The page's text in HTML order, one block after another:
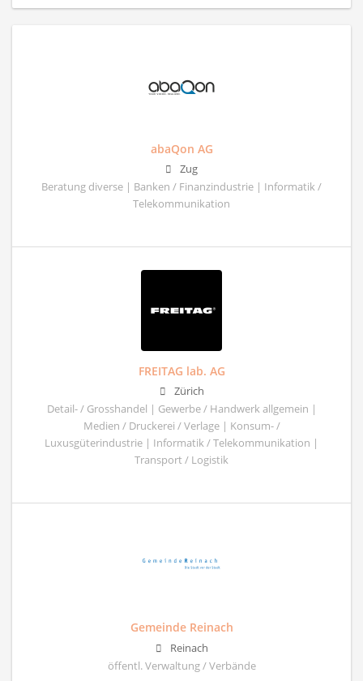
abaQon AG
Zug
Beratung diverse | Banken / Finanzindustrie | Informatik /
Telekommunikation
FREITAG lab. AG
Zürich
Detail- / Grosshandel | Gewerbe / Handwerk allgemein |
Medien / Druckerei / Verlage | Konsum- /
Luxusgüterindustrie | Informatik / Telekommunikation |
Transport / Logistik
Gemeinde Reinach
Reinach
öffentl. Verwaltung / Verbände